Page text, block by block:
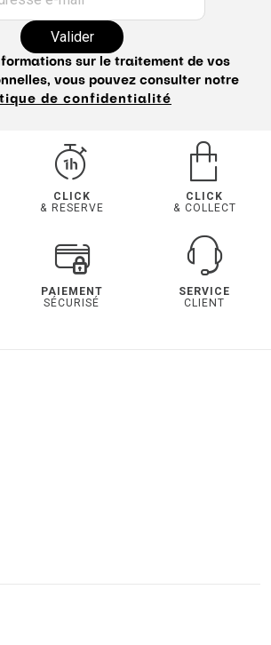
Valider
sur le traitement de vos
vous pouvez consulter notre
de confidentialité
CLICK
& RESERVE
CLICK
& COLLECT
PAIEMENT
SÉCURISÉ
SERVICE
CLIENT